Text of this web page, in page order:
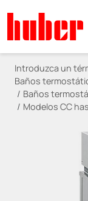
Introduzca un
Baños
Baños
Modelos CC